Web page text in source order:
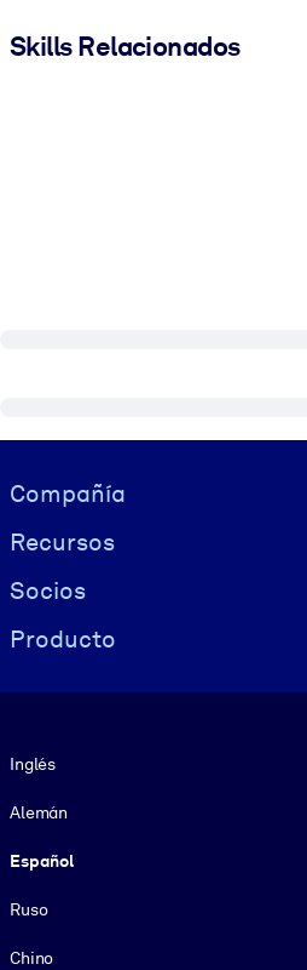
Skills Relacionados
Visually hidden Text
Compañía
Recursos
Socios
Producto
Inglés
Alemán
Español
Ruso
Chino